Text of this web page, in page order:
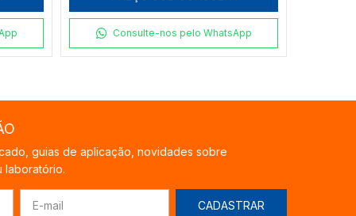
Consulte-nos pelo WhatsApp
guias de aplicação, novidades sobre
laboratório.